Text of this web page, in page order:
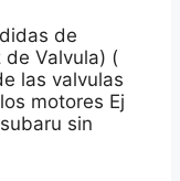
de
de Valvula) (
las valvulas
motores Ej
sin